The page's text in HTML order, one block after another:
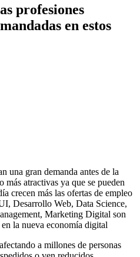
profesiones
en estos
una gran demanda antes de la
más atractivas ya que se pueden
crecen más las ofertas de empleo
Desarrollo Web, Data Science,
Marketing Digital son
la nueva economía digital
a millones de personas